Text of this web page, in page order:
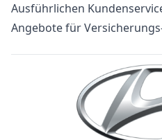
Ausführlichen
Angebote für